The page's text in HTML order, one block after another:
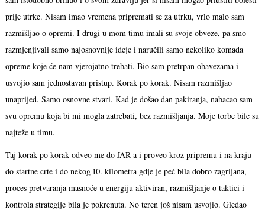
prije utrke. Nisam imao vremena pripremati se za utrku, vrlo malo sam
razmišljao o opremi. I drugi u mom timu imali su svoje obveze, pa smo
razmjenjivali samo najosnovnije ideje i naručili samo nekoliko komada
opreme koje će nam vjerojatno trebati. Bio sam pretrpan obavezama i
usvojio sam jednostavan pristup. Korak po korak. Nisam razmišljao
unaprijed. Samo osnovne stvari. Kad je došao dan pakiranja, nabacao sam
svu opremu koja bi mi mogla zatrebati, bez razmišljanja. Moje torbe bile su
najteže u timu.
Taj korak po korak odveo me do JAR-a i proveo kroz pripremu i na kraju
do startne crte i do nekog 10. kilometra gdje je peć bila dobro zagrijana,
proces pretvaranja masnoće u energiju aktiviran, razmišljanje o taktici i
kontrola strategije bila je pokrenuta. No teren još nisam usvojio. Gledao